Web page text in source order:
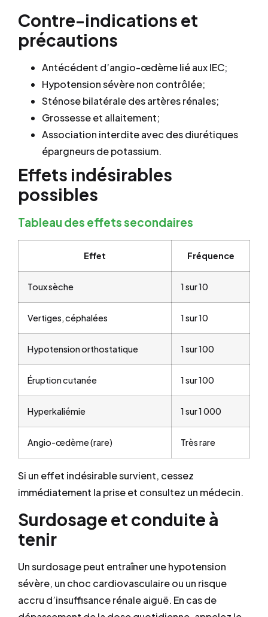
Contre-indications et
précautions
Antécédent d’angio-œdème lié aux IEC;
Hypotension sévère non contrôlée;
Sténose bilatérale des artères rénales;
Grossesse et allaitement;
Association interdite avec des diurétiques
épargneurs de potassium.
Effets indésirables
possibles
Tableau des effets secondaires
Effet Fréquence
Toux sèche 1 sur 10
Vertiges, céphalées 1 sur 10
Hypotension orthostatique 1 sur 100
Éruption cutanée 1 sur 100
Hyperkaliémie 1 sur 1 000
Angio-œdème (rare) Très rare
Si un effet indésirable survient, cessez
immédiatement la prise et consultez un médecin.
Surdosage et conduite à
tenir
Un surdosage peut entraîner une hypotension
sévère, un choc cardiovasculaire ou un risque
accru d’insuffisance rénale aiguë. En cas de